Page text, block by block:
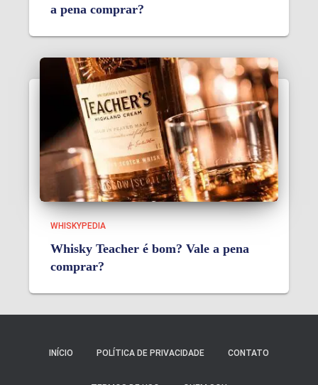
a pena comprar?
WHISKYPEDIA
Whisky Teacher é bom? Vale a pena
comprar?
INÍCIO POLÍTICA DE PRIVACIDADE CONTATO